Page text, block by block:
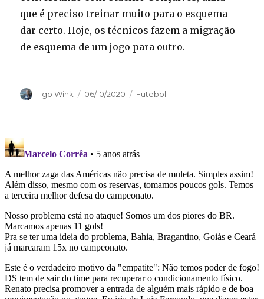
que é preciso treinar muito para o esquema
dar certo. Hoje, os técnicos fazem a migração
de esquema de um jogo para outro.
Autor
Ilgo Wink
Publicado
06/10/2020 Categorias
Futebol